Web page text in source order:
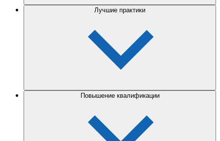
Лучшие практики
Повышение квалификации